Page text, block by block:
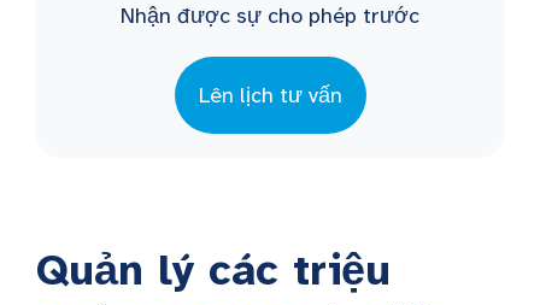
Nhận được sự cho phép trước
Lên lịch tư vấn
Quản lý các triệu